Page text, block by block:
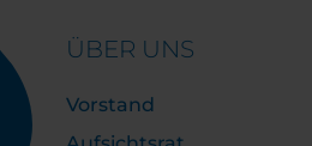
ÜBER UNS
Vorstand